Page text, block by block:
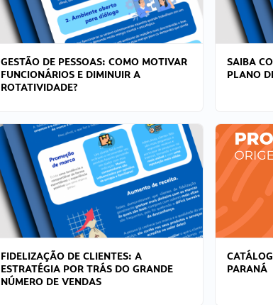
GESTÃO DE PESSOAS: COMO MOTIVAR
FUNCIONÁRIOS E DIMINUIR A
ROTATIVIDADE?
SAIBA
PLANO
FIDELIZAÇÃO DE CLIENTES: A
ESTRATÉGIA POR TRÁS DO GRANDE
NÚMERO DE VENDAS
PARANÁ